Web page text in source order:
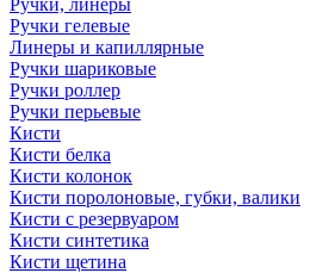
Ручки, линеры
Ручки гелевые
Линеры и капиллярные
Ручки шариковые
Ручки роллер
Ручки перьевые
Кисти
Кисти белка
Кисти колонок
Кисти поролоновые, губки, валики
Кисти с резервуаром
Кисти синтетика
Кисти щетина